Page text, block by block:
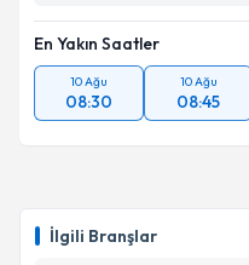
İlgili Branşlar
En Yakın Saatler
10 Ağu
08:30
10 Ağu
08:45